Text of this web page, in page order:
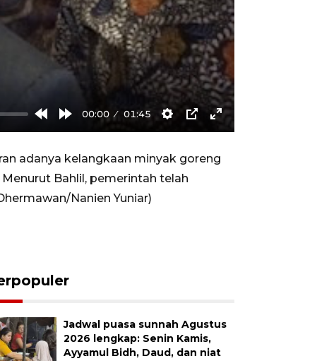
RewindForward
00:00 01:45
Settings
PIP Enter
adanya kelangkaan minyak goreng
Bahlil, pemerintah telah
Nanien Yuniar)
Jadwal puasa sunnah Agustus
2026 lengkap: Senin Kamis,
Ayyamul Bidh, Daud, dan niat